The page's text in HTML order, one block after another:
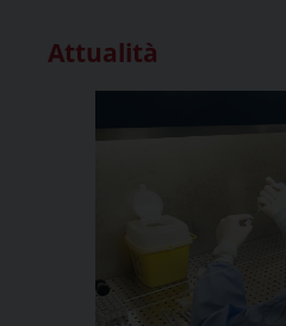
Attualità